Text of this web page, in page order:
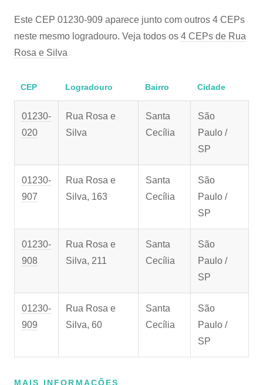
Este CEP 01230-909 aparece junto com outros 4 CEPs
neste mesmo logradouro. Veja todos os 4 CEPs de Rua
Rosa e Silva
CEP Logradouro Bairro Cidade
01230-
020
Rua Rosa e
Silva
Santa
Cecília
São
Paulo /
SP
01230-
907
Rua Rosa e
Silva, 163
Santa
Cecília
São
Paulo /
SP
01230-
908
Rua Rosa e
Silva, 211
Santa
Cecília
São
Paulo /
SP
01230-
909
Rua Rosa e
Silva, 60
Santa
Cecília
São
Paulo /
SP
MAIS INFORMAÇÕES